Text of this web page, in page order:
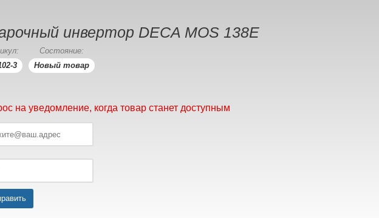
инвертор DECA MOS 138E
3
Состояние:
Новый товар
на уведомление, когда товар станет доступным